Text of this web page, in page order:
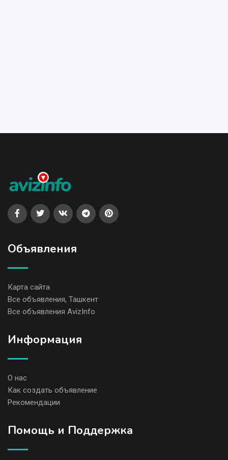
Объявления
Карта сайта
Все объявления, Ташкент
Все объявления AvizInfo
Информация
О нас
Как создать объявление
Рекомендации
Помощь и Поддержка